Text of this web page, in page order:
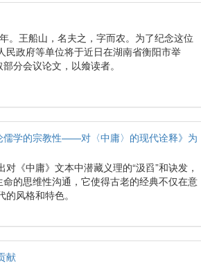
王船山，名夫之，字而农。为了纪念这位
政府等单位将于近日在湖南省衡阳市举
分会议论文，以飨读者。
儒学的宗教性——对〈中庸〉的现代诠释》为
《中庸》文本中潜藏义理的“汲舀”和诀发，
的思维性沟通，它使得古老的经典不仅在意
风格和特色。
献